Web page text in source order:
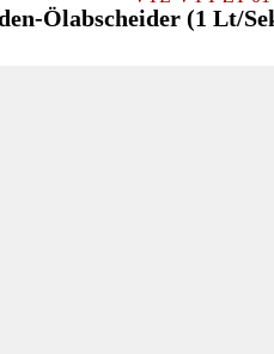
Ölabscheider (1 Lt/